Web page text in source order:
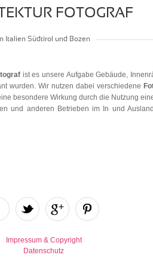
FOTOGRAF
Italien Südtirol und Bozen
ist es unsere Aufgabe Gebäude,
wurden. Wir nutzen dabei verschiedene
besondere Wirkung durch die Nutzung
und anderen Betrieben im In und
Impressum & Copyright
Datenschutz